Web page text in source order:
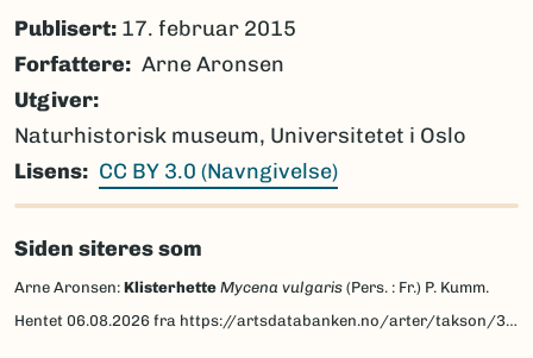
Publisert: 17. februar 2015
Forfattere
Arne Aronsen
Utgiver
Naturhistorisk museum, Universitetet i Oslo
Lisens
CC BY 3.0 (Navngivelse)
Siden siteres som
Arne Aronsen: Klisterhette Mycena vulgaris (Pers. : Fr.) P. Kumm.
Hentet 06.08.2026 fra https://artsdatabanken.no/arter/takson/36695/beskrivelse